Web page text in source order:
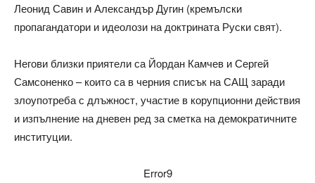
Леонид Савин и Александър Дугин (кремълски
пропагандатори и идеолози на доктрината Руски свят).
Негови близки приятели са Йордан Камчев и Сергей
Самсоненко – които са в черния списък на САЩ заради
злоупотреба с длъжност, участие в корупционни действия
и изпълнение на дневен ред за сметка на демократичните
институции.
Error9